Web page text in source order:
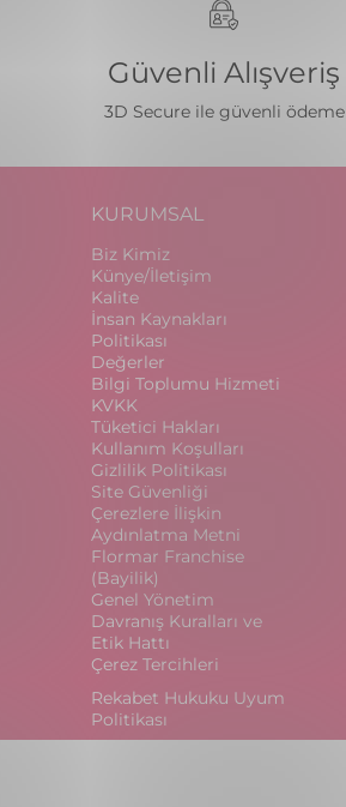
Güvenli Alışveriş
3D Secure ile güvenli ödeme
KURUMSAL
Biz Kimiz
Künye/İletişim
Kalite
İnsan Kaynakları
Politikası
Değerler
Bilgi Toplumu Hizmeti
KVKK
Tüketici Hakları
Kullanım Koşulları
Gizlilik Politikası
Site Güvenliği
Çerezlere İlişkin
Aydınlatma Metni
Flormar Franchise
(Bayilik)
Genel Yönetim
Davranış Kuralları ve
Etik Hattı
Çerez Tercihleri
Rekabet Hukuku Uyum
Politikası